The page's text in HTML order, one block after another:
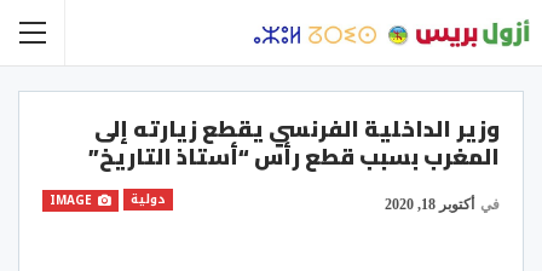
وزير الداخلية الفرنسي يقطع زيارته إلى
المغرب بسبب قطع رأس “أستاذ التاريخ”
دولية في أكتوبر 18, 2020